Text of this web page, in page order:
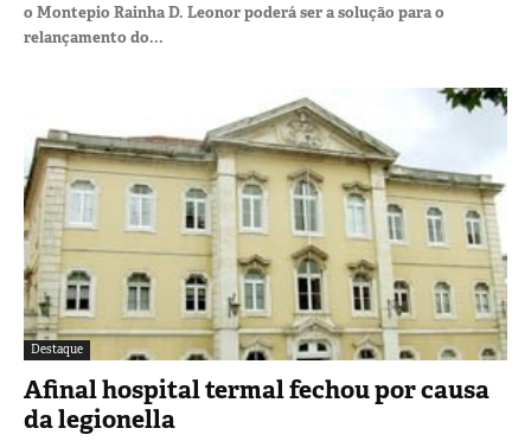
o Montepio Rainha D. Leonor poderá ser a solução para o
relançamento do...
Destaque
Afinal hospital termal fechou por causa
da legionella